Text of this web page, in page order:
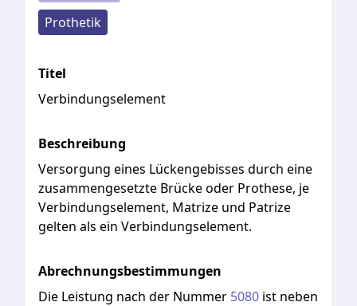
Prothetik
Titel
Verbindungselement
Beschreibung
Versorgung eines Lückengebisses durch eine
zusammengesetzte Brückeoder Prothese, je
Verbindungselement, Matrize und Patrize
gelten als ein Verbindungselement.
Abrechnungsbestimmungen
Die Leistung nach der Nummer 5080 ist neben